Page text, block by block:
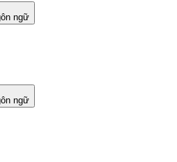
ngữ
ngữ